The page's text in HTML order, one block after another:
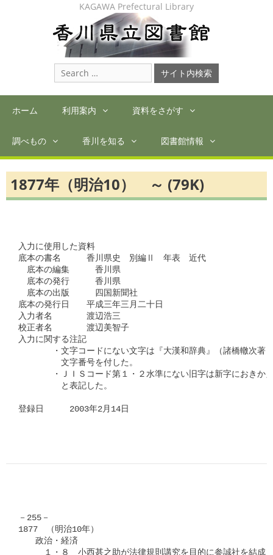
KAGAWA Prefectural Library
Search
for:
ホーム 利用案内 資料をさがす
調べもの 香川を知る 図書館情報
1877年（明治10） ～ (79K)
入力に使用した資料
底本の書名　　　香川県史　別編Ⅱ　年表　近代
底本の編集　　　香川県
底本の発行　　　香川県
底本の出版　　　四国新聞社
底本の発行日　　平成三年三月二十日
入力者名　　　　渡辺浩三
校正者名　　　　渡辺美智子
入力に関する注記
・文字コードにない文字は『大漢和辞典』（諸橋轍次著　
文字番号を付した。
・ＪＩＳコード第１・２水準にない旧字は新字におきかえ
と表記した。
登録日　　　2003年2月14日